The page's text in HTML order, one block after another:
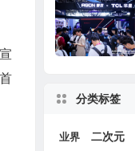
分类标签
业界 二次元